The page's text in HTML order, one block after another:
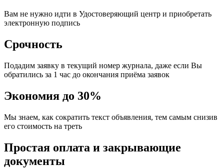
Вам не нужно идти в Удостоверяющий центр и приобретать
электронную подпись
Срочность
Подадим заявку в текущий номер журнала, даже если Вы
обратились за 1 час до окончания приёма заявок
Экономия до 30%
Мы знаем, как сократить текст объявления, тем самым снизив
его стоимость на треть
Простая оплата и закрывающие
документы